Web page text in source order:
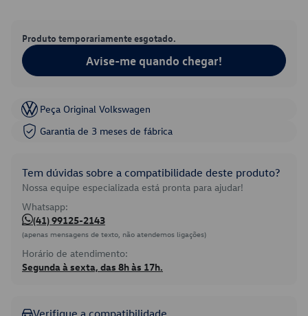
Produto temporariamente esgotado.
Avise-me quando chegar!
Peça Original Volkswagen
Garantia de 3 meses de fábrica
Tem dúvidas sobre a compatibilidade deste produto?
Nossa equipe especializada está pronta para ajudar!
Whatsapp:
(41) 99125-2143
(apenas mensagens de texto, não atendemos ligações)
Horário de atendimento:
Segunda à sexta, das 8h às 17h.
Verifique a compatibilidade